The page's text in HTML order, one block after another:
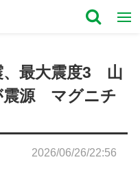
、最大震度3 山
震源 マグニチ
2026/06/26/22:56